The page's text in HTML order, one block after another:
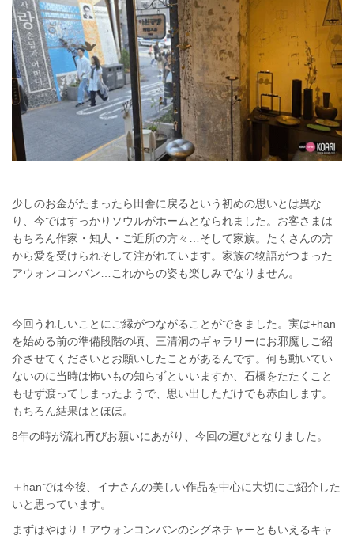
少しのお金がたまったら田舎に戻るという初めの思いとは異な
り、今ではすっかりソウルがホームとなられました。お客さまは
もちろん作家・知人・ご近所の方々…そして家族。たくさんの方
から愛を受けられそして注がれています。家族の物語がつまった
アウォンコンバン…これからの姿も楽しみでなりません。
今回うれしいことにご縁がつながることができました。実は+han
を始める前の準備段階の頃、三清洞のギャラリーにお邪魔しご紹
介させてくださいとお願いしたことがあるんです。何も動いてい
ないのに当時は怖いもの知らずといいますか、石橋をたたくこと
もせず渡ってしまったようで、思い出しただけでも赤面します。
もちろん結果はとほほ。
8年の時が流れ再びお願いにあがり、今回の運びとなりました。
＋hanでは今後、イナさんの美しい作品を中心に大切にご紹介した
いと思っています。
まずはやはり！アウォンコンバンのシグネチャーともいえるキャ